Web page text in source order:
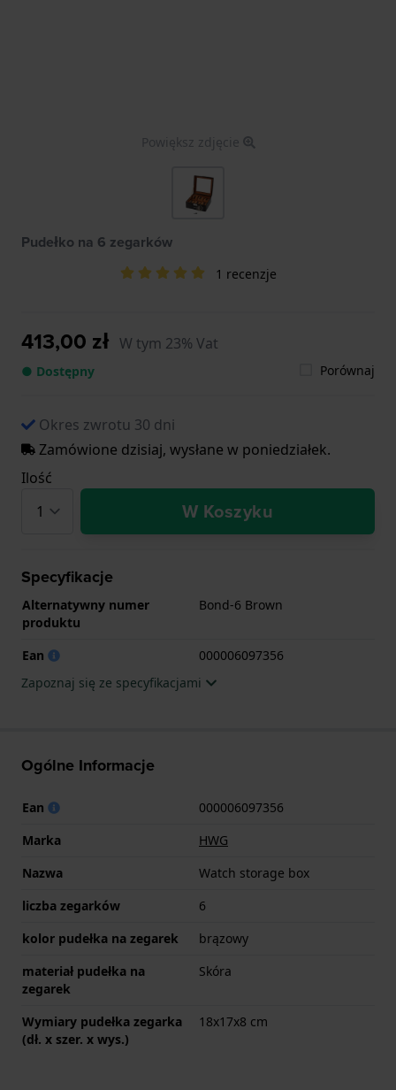
Powiększ zdjęcie
Pudełko na 6 zegarków
1 recenzje
413,00 zł W tym 23% Vat
● Dostępny Porównaj
Okres zwrotu 30 dni
Zamówione dzisiaj, wysłane w poniedziałek.
Ilość
W Koszyku
Specyfikacje
Alternatywny numer
produktu
Bond-6 Brown
Ean
000006097356
Zapoznaj się ze specyfikacjami
Ogólne Informacje
Ean
000006097356
Marka
HWG
Nazwa
Watch storage box
liczba zegarków
6
kolor pudełka na zegarek
brązowy
materiał pudełka na
zegarek
Skóra
Wymiary pudełka zegarka
(dł. x szer. x wys.)
18x17x8 cm